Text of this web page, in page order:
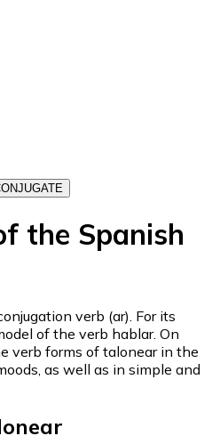
the Spanish
verb (ar). For its
of the verb hablar. On
verb forms of talonear in the
as well as in simple and